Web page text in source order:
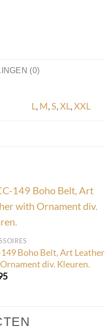
(0)
L, M,S,XL,XXL
Boho Belt, Art Leather
div. Kleuren.